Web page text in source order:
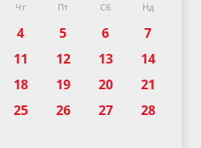
Чт Пт Сб Нд
4 5 6
7
11 12 13
14
18 19 20
21
25 26 27
28